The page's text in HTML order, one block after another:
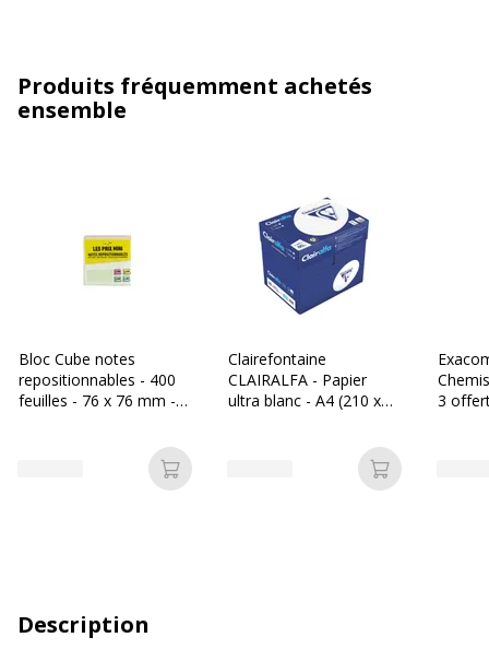
Produits fréquemment achetés
ensemble
Bloc Cube notes
repositionnables - 400
feuilles - 76 x 76 mm -
Ajouter au panier
Clairefontaine
CLAIRALFA - Papier
ultra blanc - A4 (210 x
Ajouter au
3
Description